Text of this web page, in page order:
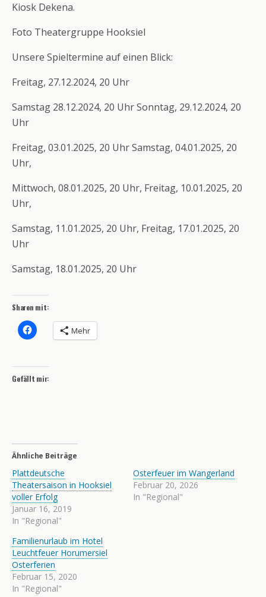
Kiosk Dekena.
Foto Theatergruppe Hooksiel
Unsere Spieltermine auf einen Blick:
Freitag, 27.12.2024, 20 Uhr
Samstag 28.12.2024, 20 Uhr Sonntag, 29.12.2024, 20
Uhr
Freitag, 03.01.2025, 20 Uhr Samstag, 04.01.2025, 20
Uhr,
Mittwoch, 08.01.2025, 20 Uhr, Freitag, 10.01.2025, 20
Uhr,
Samstag, 11.01.2025, 20 Uhr, Freitag, 17.01.2025, 20
Uhr
Samstag, 18.01.2025, 20 Uhr
Sharen mit:
Mehr
Gefällt mir:
Ähnliche Beiträge
Plattdeutsche
Theatersaison in Hooksiel
voller Erfolg
Januar 16, 2019
In "Regional"
Osterfeuer im Wangerland
Februar 20, 2026
In "Regional"
Familienurlaub im Hotel
Leuchtfeuer Horumersiel
Osterferien
Februar 15, 2020
In "Regional"